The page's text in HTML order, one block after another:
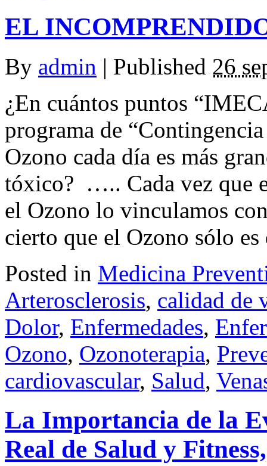
EL
By admin | Published 26
¿En cuántos puntos
programa de
Ozono cada día es más
tóxico? ….. Cada vez que
el Ozono lo vinculamos
cierto que el Ozono sólo
Posted in Medicina
Arterosclerosis, calidad de
Dolor, Enfermedades,
Ozono, Ozonoterapia,
cardiovascular, Salud,
La Importancia de la
Real de Salud y